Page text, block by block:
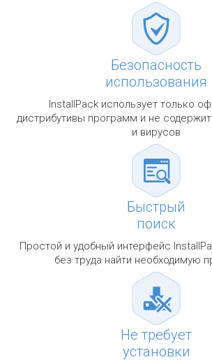
Безопасность
использования
InstallPack использует только
дистрибутивы программ и не
и вирусов
Быстрый
поиск
Простой и удобный интерфейс
без труда найти необходимую
Не требует
установки